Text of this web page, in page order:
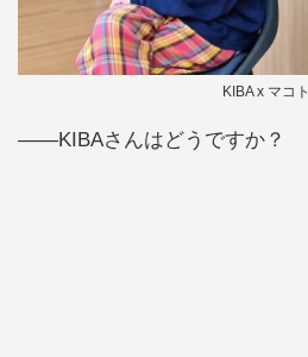
KIBA x マコト
――KIBAさんはどうですか？